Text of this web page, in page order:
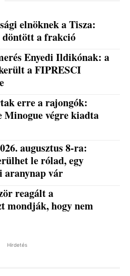
elnöknek a Tisza:
döntött a frakció
Enyedi Ildikónak: a
a FIPRESCI
erre a rajongók:
Minogue végre kiadta
augusztus 8-ra:
le rólad, egy
aranynap vár
reagált a
mondják, hogy nem
Hirdetés